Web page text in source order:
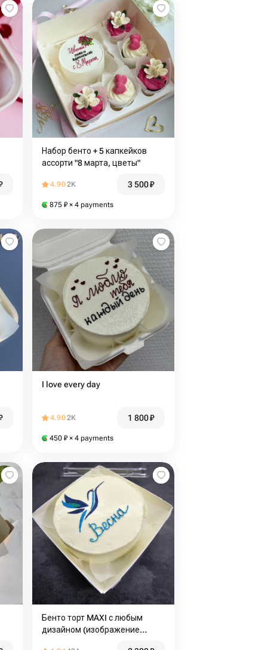
Набор бенто + 5 капкейков
ассорти "8 марта, цветы"
4.902K 3 500₽
875 ₽ × 4 payments
I love every day
4.902K 1 800₽
450 ₽ × 4 payments
Бенто торт MAXI с любым
дизайном (изображение